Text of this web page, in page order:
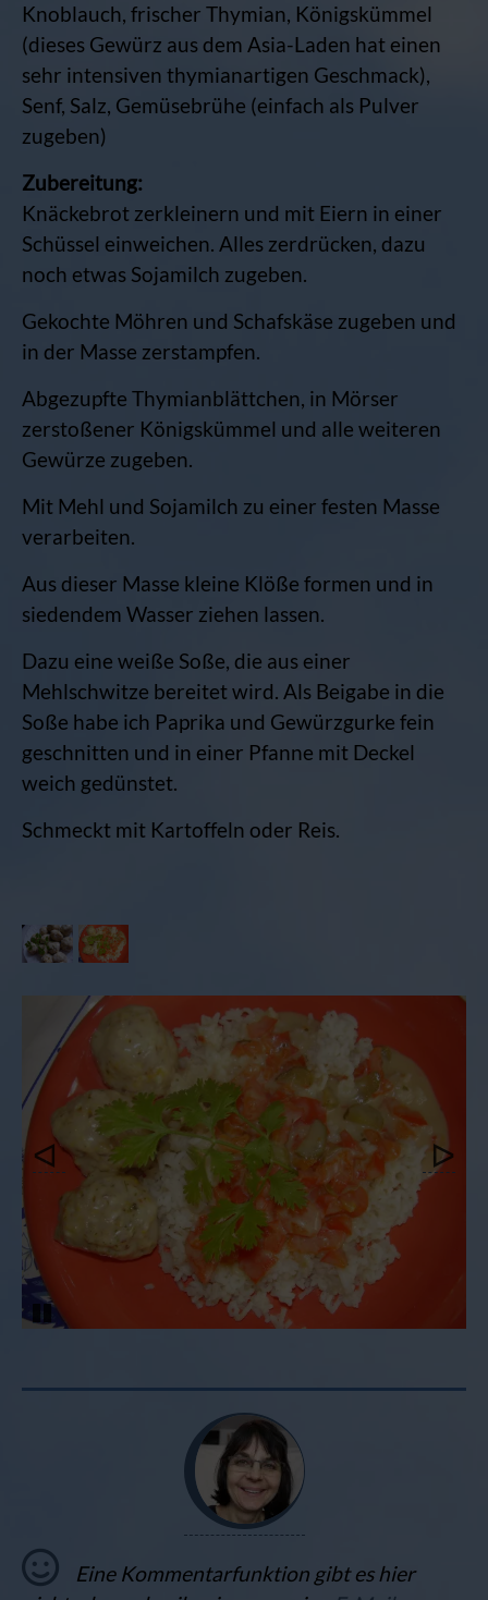
Knoblauch, frischer Thymian, Königskümmel
(dieses Gewürz aus dem Asia-Laden hat einen
sehr intensiven thymianartigen Geschmack),
Senf, Salz, Gemüsebrühe (einfach als Pulver
zugeben)
Zubereitung:
Knäckebrot zerkleinern und mit Eiern in einer
Schüssel einweichen. Alles zerdrücken, dazu
noch etwas Sojamilch zugeben.
Gekochte Möhren und Schafskäse zugeben und
in der Masse zerstampfen.
Abgezupfte Thymianblättchen, in Mörser
zerstoßener Königskümmel und alle weiteren
Gewürze zugeben.
Mit Mehl und Sojamilch zu einer festen Masse
verarbeiten.
Aus dieser Masse kleine Klöße formen und in
siedendem Wasser ziehen lassen.
Dazu eine weiße Soße, die aus einer
Mehlschwitze bereitet wird. Als Beigabe in die
Soße habe ich Paprika und Gewürzgurke fein
geschnitten und in einer Pfanne mit Deckel
weich gedünstet.
Schmeckt mit Kartoffeln oder Reis.
Pause
Eine Kommentarfunktion gibt es hier